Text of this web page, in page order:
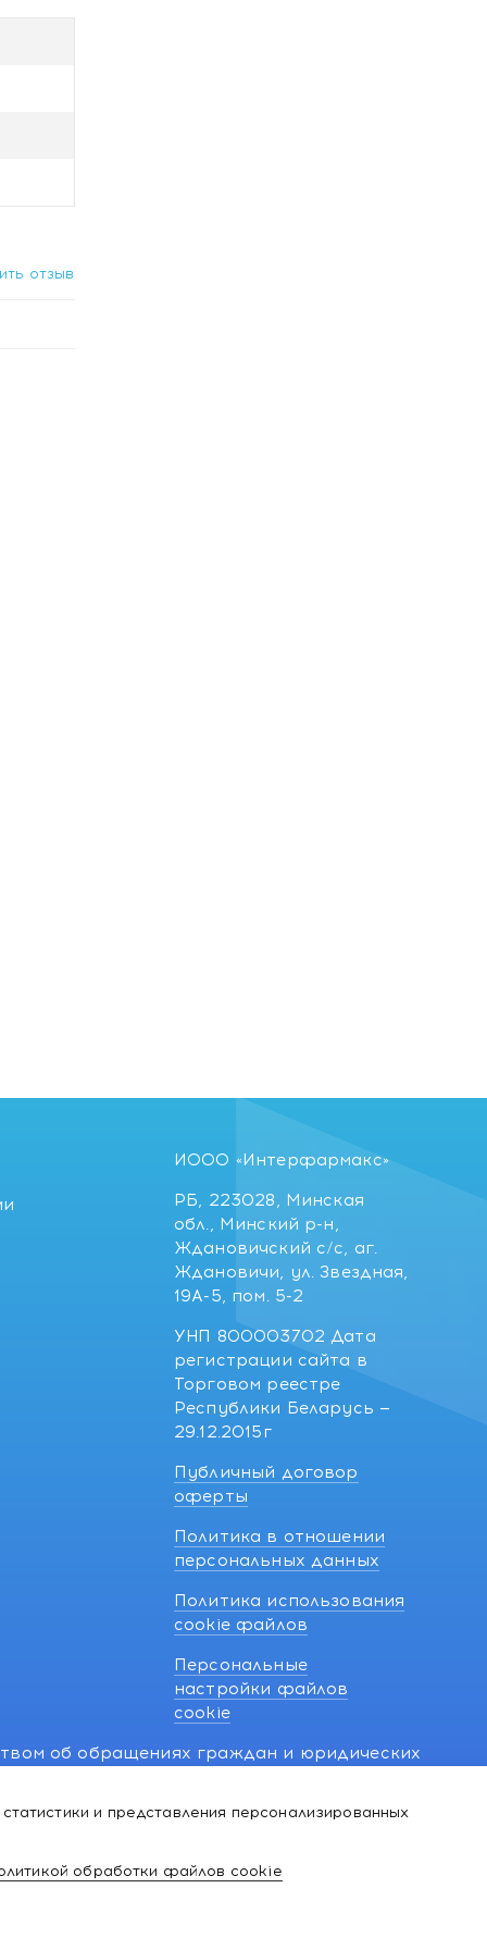
отзыв
и представления персонализированных
обработки файлов cookie
ИООО «Интерфармакс»
РБ, 223028, Минская
обл., Минский р-н,
Ждановичский с/с, аг.
Ждановичи, ул. Звездная,
19А-5, пом. 5-2
УНП 800003702 Дата
регистрации сайта в
Торговом реестре
Республики Беларусь —
29.12.2015г
Публичный договор
оферты
Политика в отношении
персональных данных
Политика использования
cookie файлов
Персональные
настройки файлов
cookie
об обращениях граждан и юридических
о нарушении их прав, предусмотренных